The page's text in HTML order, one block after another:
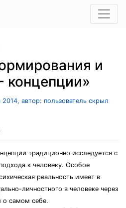
и
концепции»
автор: пользователь скрыл
традиционно исследуется с
к человеку. Особое
реальность имеет в
личностного в человеке через
о самом себе.